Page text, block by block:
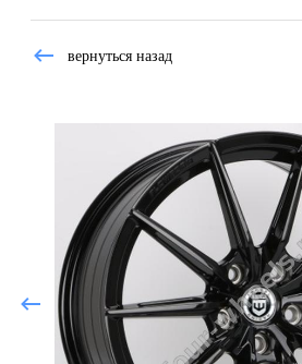
вернуться назад